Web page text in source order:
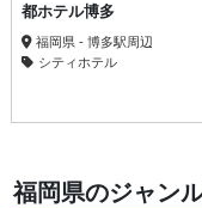
都ホテル博多
福岡県 - 博多駅周辺
シティホテル
福岡県のジャン